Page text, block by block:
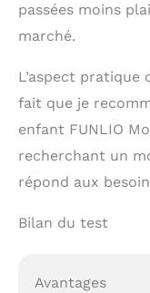
passées moins
marché.
L’aspect pratique
fait que je
enfant FUNLIO
recherchant un
répond aux
Bilan du test
Avantages